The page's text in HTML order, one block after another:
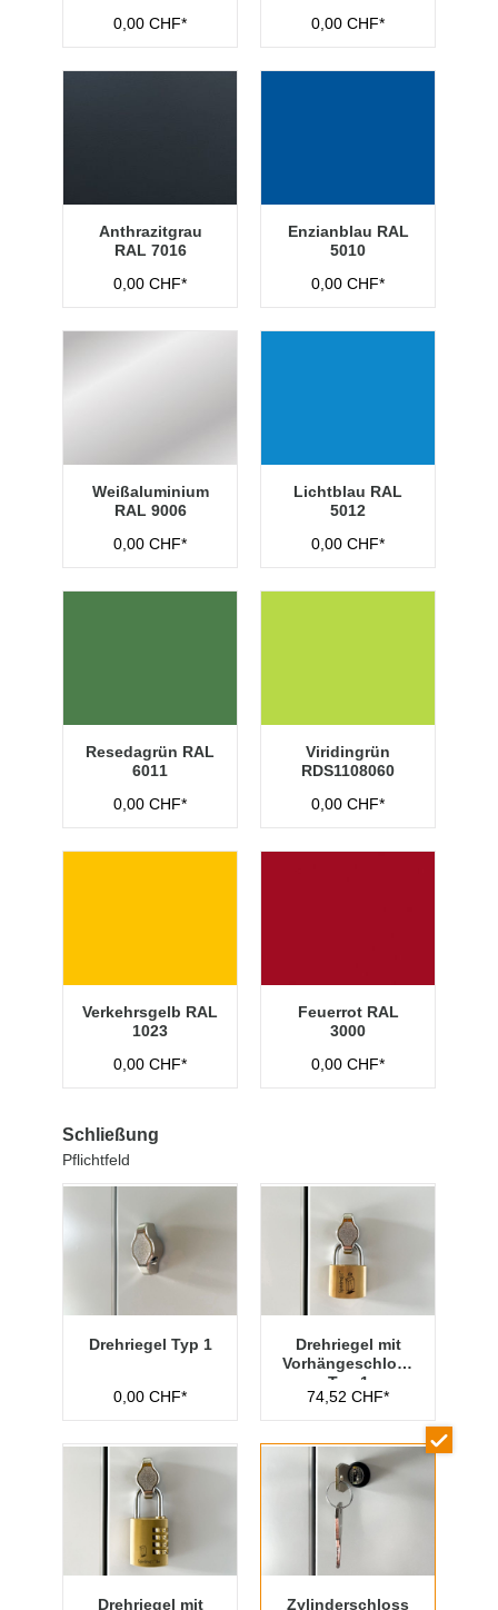
0,00 CHF*
0,00 CHF*
Anthrazitgrau
RAL 7016
0,00 CHF*
Enzianblau RAL
5010
0,00 CHF*
Weißaluminium
RAL 9006
0,00 CHF*
Lichtblau RAL
5012
0,00 CHF*
Resedagrün RAL
6011
0,00 CHF*
Viridingrün
RDS1108060
0,00 CHF*
Verkehrsgelb RAL
1023
0,00 CHF*
Feuerrot RAL
3000
0,00 CHF*
Schließung
Pflichtfeld
Drehriegel Typ 1
0,00 CHF*
Drehriegel mit
Vorhängeschloss
Typ 1
74,52 CHF*
Drehriegel mit Zylinderschloss